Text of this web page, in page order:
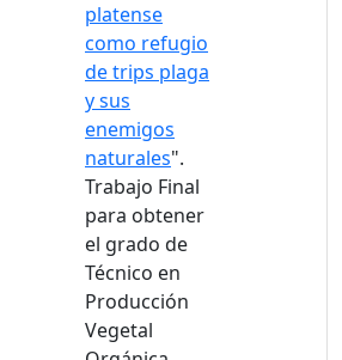
platense
como refugio
de trips plaga
y sus
enemigos
naturales".
Trabajo Final
para obtener
el grado de
Técnico en
Producción
Vegetal